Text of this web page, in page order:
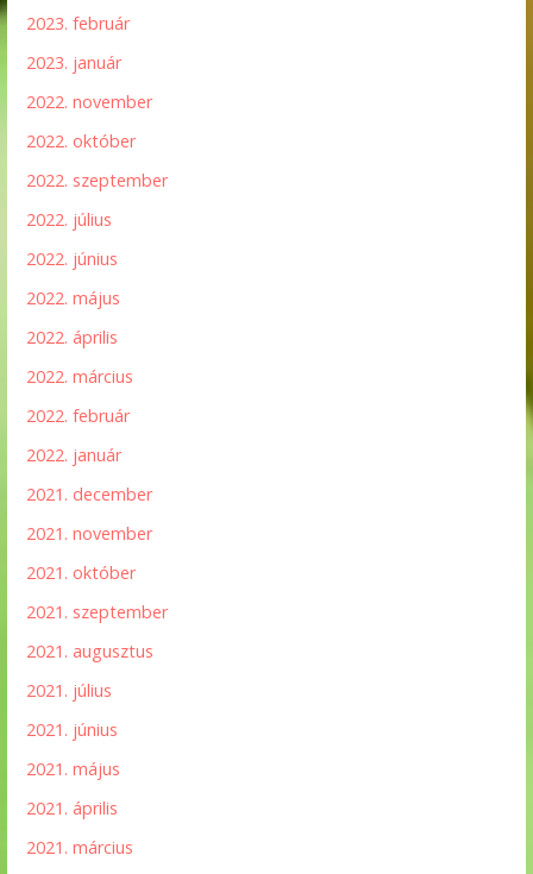
2023. február
2023. január
2022. november
2022. október
2022. szeptember
2022. július
2022. június
2022. május
2022. április
2022. március
2022. február
2022. január
2021. december
2021. november
2021. október
2021. szeptember
2021. augusztus
2021. július
2021. június
2021. május
2021. április
2021. március